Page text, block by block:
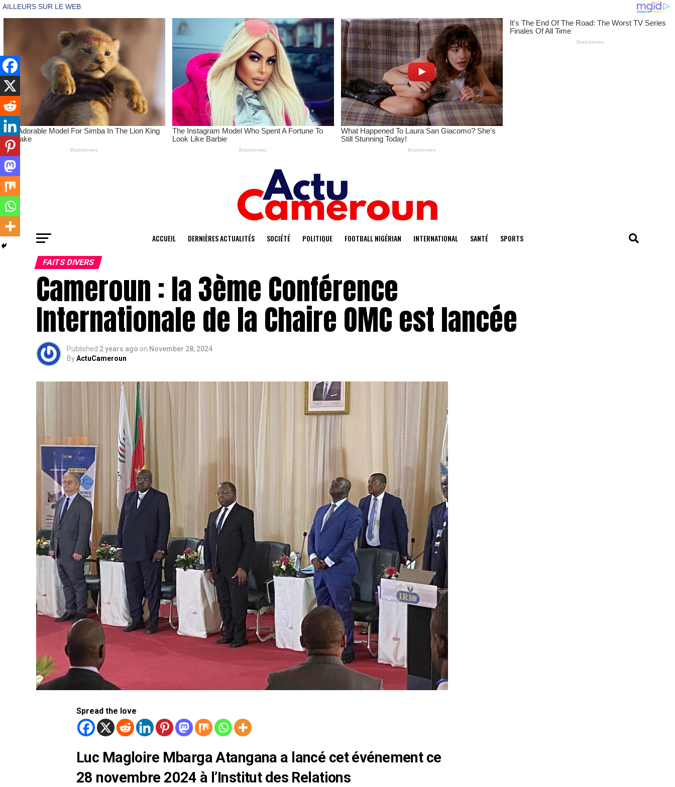
ACCUEIL DERNIÈRES ACTUALITÉS SOCIÉTÉ POLITIQUE FOOTBALL NIGÉRIAN INTERNATIONAL SANTÉ SPORTS
FAITS DIVERS
Cameroun : la 3ème Conférence
Internationale de la Chaire OMC est lancée
Published 2 years ago on November 28, 2024
ByActuCameroun
Spread the love
Luc Magloire Mbarga Atangana a lancé cet événement ce
28 novembre 2024 à l’Institut des Relations